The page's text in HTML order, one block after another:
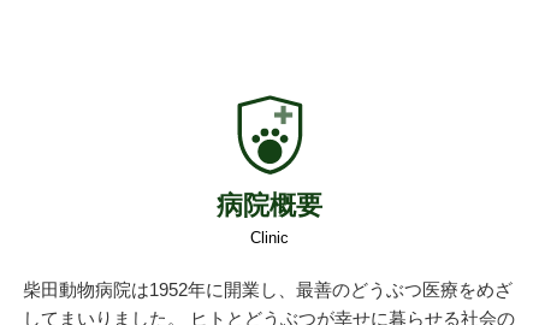
病院概要
Clinic
柴田動物病院は1952年に開業し、最善のどうぶつ医療をめざ
してまいりました。
ヒトとどうぶつが幸せに暮らせる社会の